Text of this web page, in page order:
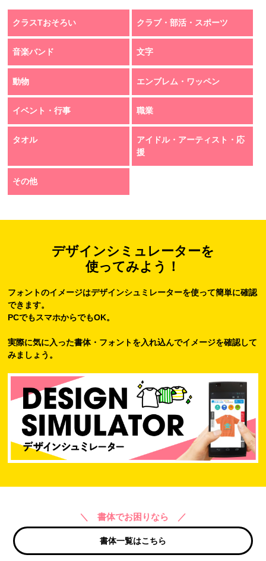
クラスTおそろい クラブ・部活・スポーツ
音楽バンド 文字
動物 エンブレム・ワッペン
イベント・行事 職業
タオル
アイドル・アーティスト・応
援
その他
デザインシミュレーターを
使ってみよう！
フォントのイメージはデザインシュミレーターを使って簡単に確認
できます。
PCでもスマホからでもOK。
実際に気に入った書体・フォントを入れ込んでイメージを確認して
みましょう。
＼ 書体でお困りなら ／
書体一覧はこちら